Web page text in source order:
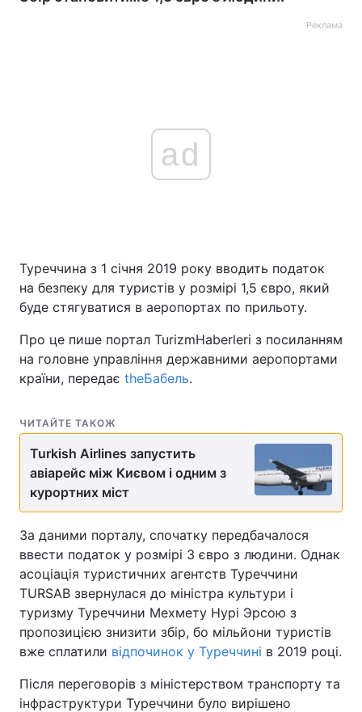
Реклама
ad
Туреччина з 1 січня 2019 року вводить податок
на безпеку для туристів у розмірі 1,5 євро, який
буде стягуватися в аеропортах по прильоту.
Про це пише портал TurizmHaberleri з посиланням
на головне управління державними аеропортами
країни, передає theБабель.
ЧИТАЙТЕ ТАКОЖ
Turkish Airlines запустить
авіарейс між Києвом і одним з
курортних міст
За даними порталу, спочатку передбачалося
ввести податок у розмірі 3 євро з людини. Однак
асоціація туристичних агентств Туреччини
TURSAB звернулася до міністра культури і
туризму Туреччини Мехмету Нурі Эрсою з
пропозицією знизити збір, бо мільйони туристів
вже сплатили відпочинок у Туреччині в 2019 році.
Після переговорів з міністерством транспорту та
інфраструктури Туреччини було вирішено